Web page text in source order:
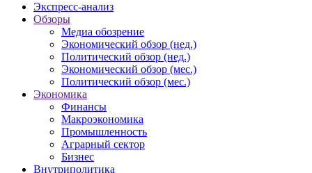
Экспресс-анализ
Обзоры
Медиа обозрение
Экономический обзор (нед.)
Политический обзор (нед.)
Экономический обзор (мес.)
Политический обзор (мес.)
Экономика
Финансы
Макроэкономика
Промышленность
Аграрный сектор
Бизнес
Внутриполитика